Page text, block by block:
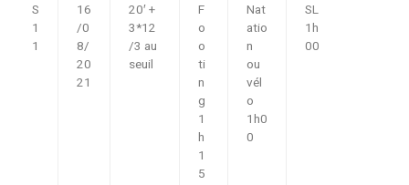
S
1
1
16
/0
8/
20
21
20′ +
3*12
/3 au
seuil
F
o
o
ti
n
g
1
h
1
5
Nat
atio
n
ou
vél
o
1h0
0
SL
1h
00